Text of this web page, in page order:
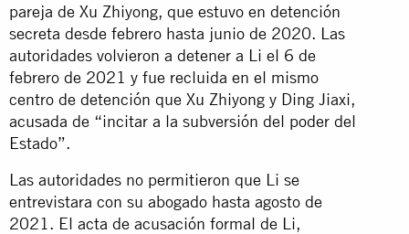
pareja de Xu Zhiyong, que estuvo en detención
secreta desde febrero hasta junio de 2020. Las
autoridades volvieron a detener a Li el 6 de
febrero de 2021 y fue recluida en el mismo
centro de detención que Xu Zhiyong y Ding Jiaxi,
acusada de “incitar a la subversión del poder del
Estado”.
Las autoridades no permitieron que Li se
entrevistara con su abogado hasta agosto de
2021. El acta de acusación formal de Li,